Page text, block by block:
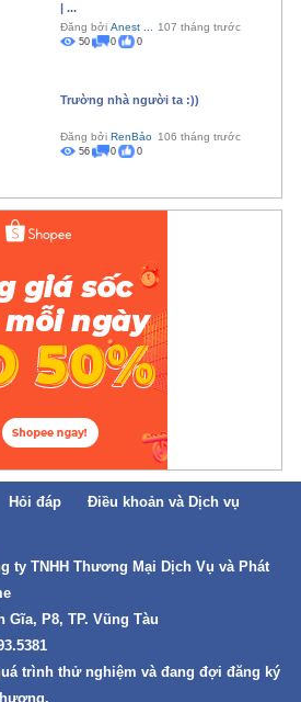
| ...
Đăng bởi Anest ... 107 tháng trước
50 0 0
Trường nhà người ta :))
Đăng bởi RenBảo 106 tháng trước
56 0 0
Hỏi đáp
Điều khoản và Dịch vụ
ty TNHH Thương Mại Dịch Vụ và Phát
Gĩa, P8, TP. Vũng Tàu
trình thử nghiệm và đang đợi đăng ký